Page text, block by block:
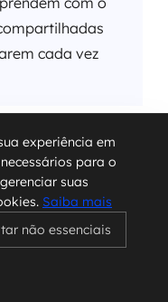
cada vez
chave que
otimizados
transporte
experiência em
para o
suas
Saiba mais
não essenciais